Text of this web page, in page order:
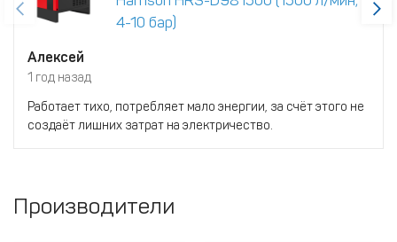
4-10 бар)
Алексей
1 год назад
Работает тихо, потребляет мало энергии, за счёт этого не
создаёт лишних затрат на электричество.
Производители